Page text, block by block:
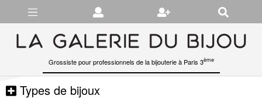
Grossiste pour professionnels de la bijouterie à Paris 3ème
Types de bijoux
Gérer les préférences en matière de cookies